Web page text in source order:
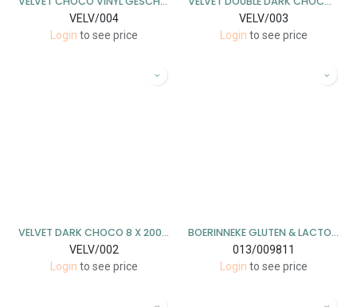
VELV/004
Login to see price
VELV/003
Login to see price
VELVET DARK CHOCO 8 X 200 GR
VELV/002
Login to see price
BOERINNEKE GLUTEN & LACTOSEVRIJ 6X400GR
013/009811
Login to see price